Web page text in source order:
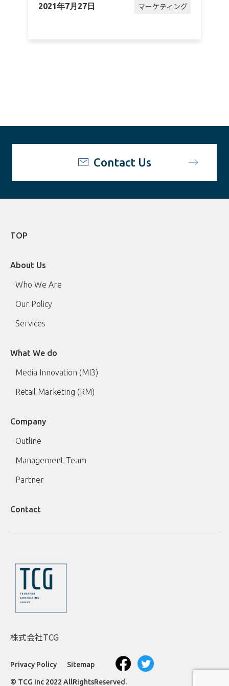
2021年7月27日 マーケティング
Contact Us
TOP
About Us
Who We Are
Our Policy
Services
What We do
Media Innovation (MI3)
Retail Marketing (RM)
Company
Outline
Management Team
Partner
Contact
株式会社TCG
Privacy Policy Sitemap
© TCG Inc 2022 AllRightsReserved.